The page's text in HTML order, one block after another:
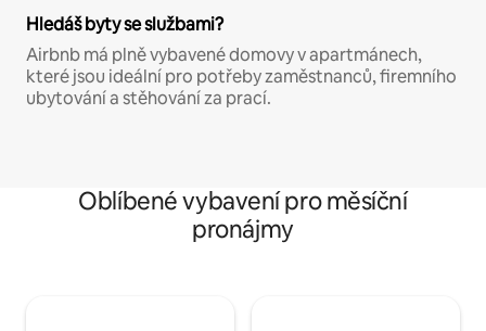
Hledáš byty se službami?
Airbnb má plně vybavené domovy v apartmánech,
které jsou ideální pro potřeby zaměstnanců, firemního
ubytování a stěhování za prací.
Oblíbené vybavení pro měsíční
pronájmy